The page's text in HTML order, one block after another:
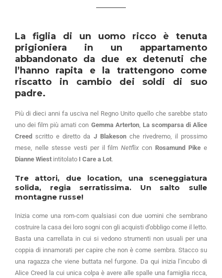
La figlia di un uomo ricco è tenuta
prigioniera in un appartamento
abbandonato da due ex detenuti che
l’hanno rapita e la trattengono come
riscatto in cambio dei soldi di suo
padre.
Più di dieci anni fa usciva nel Regno Unito quello che sarebbe stato
uno dei film più amati con Gemma Arterton, La scomparsa di Alice
Creed scritto e diretto da J Blakesonche rivedremo, il prossimo
mese, nelle stesse vesti per il filmNetflix con Rosamund Pike e
Dianne Wiest intitolato I Care a Lot.
Tre attori, due location, una sceneggiatura
solida, regia serratissima. Un salto sulle
montagne russe!
Inizia come una rom-com qualsiasi con due uomini che sembrano
costruire la casa dei loro sogni con gli acquisti d’obbligo come il letto.
Basta una carrellata in cui si vedono strumenti non usuali per una
coppia di innamorati per capire che non è come sembra. Stacco su
una ragazza che viene buttata nel furgone. Da qui inizia l’incubo di
Alice Creed la cui unica colpa è avere alle spalle una famiglia ricca,